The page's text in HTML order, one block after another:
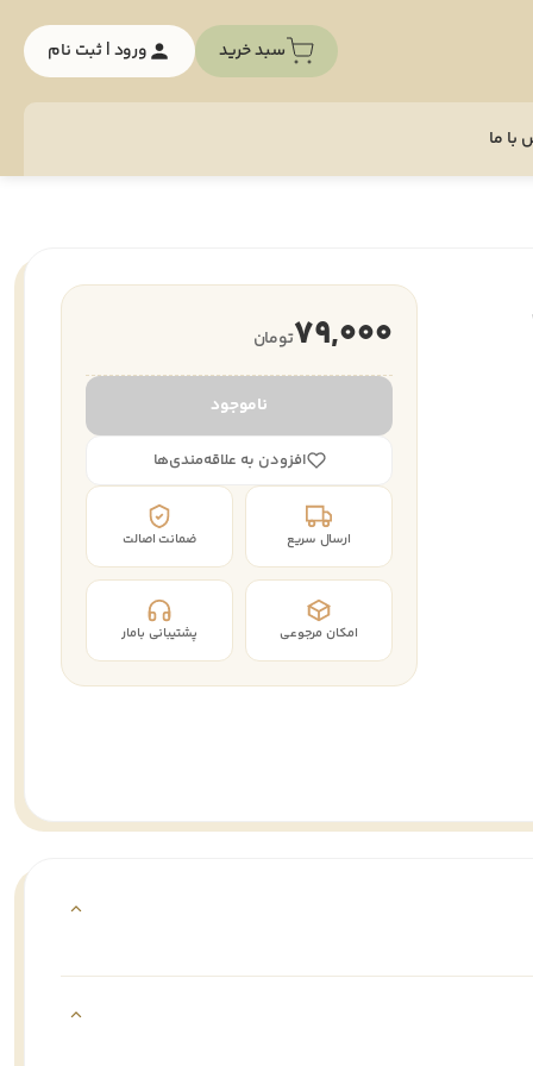
سبد خرید ورود | ثبت نام
با ما
79,000تومان
ناموجود
افزودن به علاقه‌مندی‌ها
ارسال سریع ضمانت اصالت
امکان مرجوعی پشتیبانی بامار